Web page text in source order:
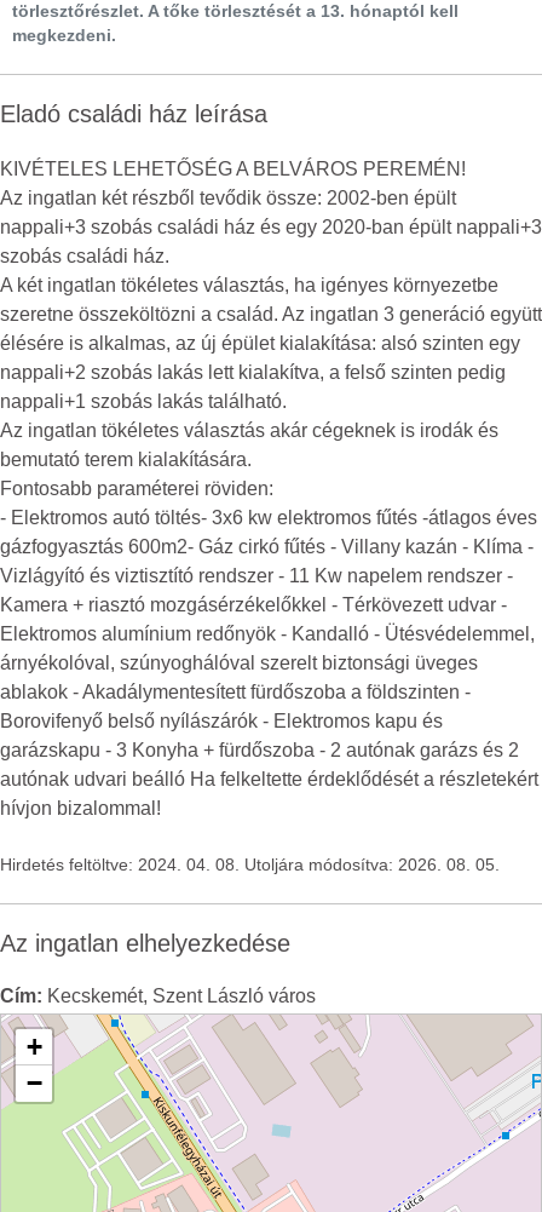
törlesztőrészlet. A tőke törlesztését a 13. hónaptól kell
megkezdeni.
Eladó családi ház leírása
KIVÉTELES LEHETŐSÉG A BELVÁROS PEREMÉN!
Az ingatlan két részből tevődik össze: 2002-ben épült
nappali+3 szobás családi ház és egy 2020-ban épült nappali+3
szobás családi ház.
A két ingatlan tökéletes választás, ha igényes környezetbe
szeretne összeköltözni a család. Az ingatlan 3 generáció együtt
élésére is alkalmas, az új épület kialakítása: alsó szinten egy
nappali+2 szobás lakás lett kialakítva, a felső szinten pedig
nappali+1 szobás lakás található.
Az ingatlan tökéletes választás akár cégeknek is irodák és
bemutató terem kialakítására.
Fontosabb paraméterei röviden:
- Elektromos autó töltés- 3x6 kw elektromos fűtés -átlagos éves
gázfogyasztás 600m2- Gáz cirkó fűtés - Villany kazán - Klíma -
Vizlágyító és viztisztító rendszer - 11 Kw napelem rendszer -
Kamera + riasztó mozgásérzékelőkkel - Térkövezett udvar -
Elektromos alumínium redőnyök - Kandalló - Ütésvédelemmel,
árnyékolóval, szúnyoghálóval szerelt biztonsági üveges
ablakok - Akadálymentesített fürdőszoba a földszinten -
Borovifenyő belső nyílászárók - Elektromos kapu és
garázskapu - 3 Konyha + fürdőszoba - 2 autónak garázs és 2
autónak udvari beálló Ha felkeltette érdeklődését a részletekért
hívjon bizalommal!
Hirdetés feltöltve: 2024. 04. 08. Utoljára módosítva: 2026. 08. 05.
Az ingatlan elhelyezkedése
Cím: Kecskemét, Szent László város
+
−